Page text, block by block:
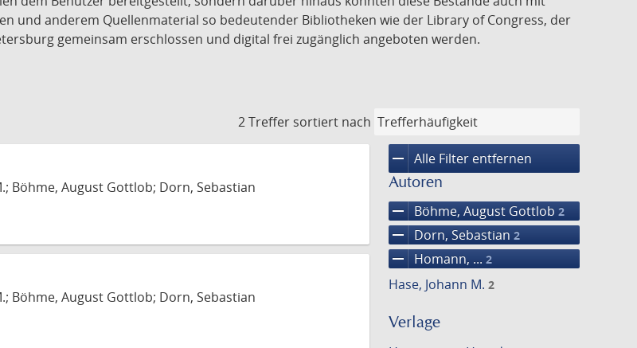
und anderem Quellenmaterial so bedeutender Bibliotheken wie der Library of Congress, der
gemeinsam erschlossen und digital frei zugänglich angeboten werden.
2 Treffer sortiert nach
remove Alle Filter entfernen
Autoren
remove Böhme, August Gottlob 2
remove Dorn, Sebastian 2
remove Homann, ... 2
Hase, Johann M. 2
Verlage
Böhme, August Gottlob; Dorn, Sebastian
Böhme, August Gottlob; Dorn, Sebastian